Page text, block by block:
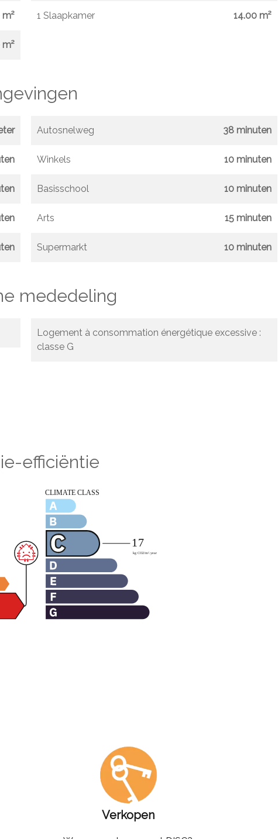
m² 1 Slaapkamer 14.00 m²
m²
Autosnelweg 38 minuten
Winkels 10 minuten
Basisschool 10 minuten
Arts 15 minuten
Supermarkt 10 minuten
mededeling
Logement à consommation énergétique excessive :
classe G
efficiëntie
Verkopen